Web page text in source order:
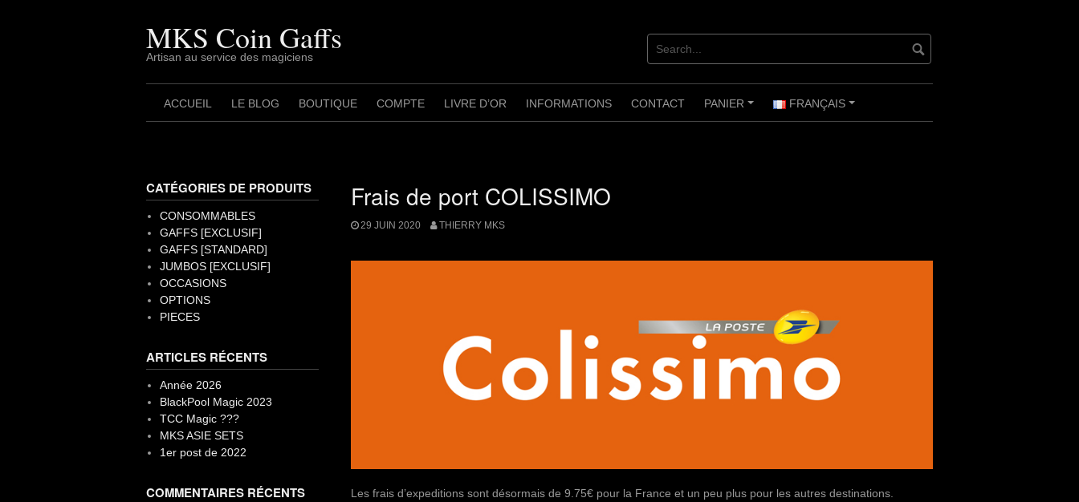
MKS Coin Gaffs
Artisan au service des magiciens
ACCUEIL LE BLOG BOUTIQUE COMPTE LIVRE D’OR INFORMATIONS CONTACT
+
PANIER
+
FRANÇAIS
Frais de port COLISSIMO
29 JUIN 2020 THIERRY MKS
Les frais d’expeditions sont désormais de 9.75€ pour la France et un peu plus pour les autres destinations.
CATÉGORIES DE PRODUITS
CONSOMMABLES
GAFFS [EXCLUSIF]
GAFFS [STANDARD]
JUMBOS [EXCLUSIF]
OCCASIONS
OPTIONS
PIECES
ARTICLES RÉCENTS
Année 2026
BlackPool Magic 2023
TCC Magic ???
MKS ASIE SETS
1er post de 2022
COMMENTAIRES RÉCENTS